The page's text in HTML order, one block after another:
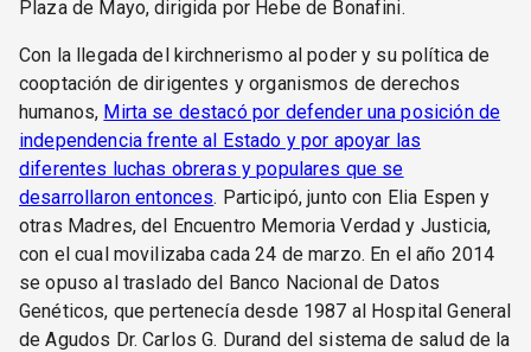
Plaza de Mayo, dirigida por Hebe de Bonafini.
Con la llegada del kirchnerismo al poder y su política de
cooptación de dirigentes y organismos de derechos
humanos, Mirta se destacó por defender una posición de
independencia frente al Estado y por apoyar las
diferentes luchas obreras y populares que se
desarrollaron entonces. Participó, junto con Elia Espen y
otras Madres, del Encuentro Memoria Verdad y Justicia,
con el cual movilizaba cada 24 de marzo. En el año 2014
se opuso al traslado del Banco Nacional de Datos
Genéticos, que pertenecía desde 1987 al Hospital General
de Agudos Dr. Carlos G. Durand del sistema de salud de la